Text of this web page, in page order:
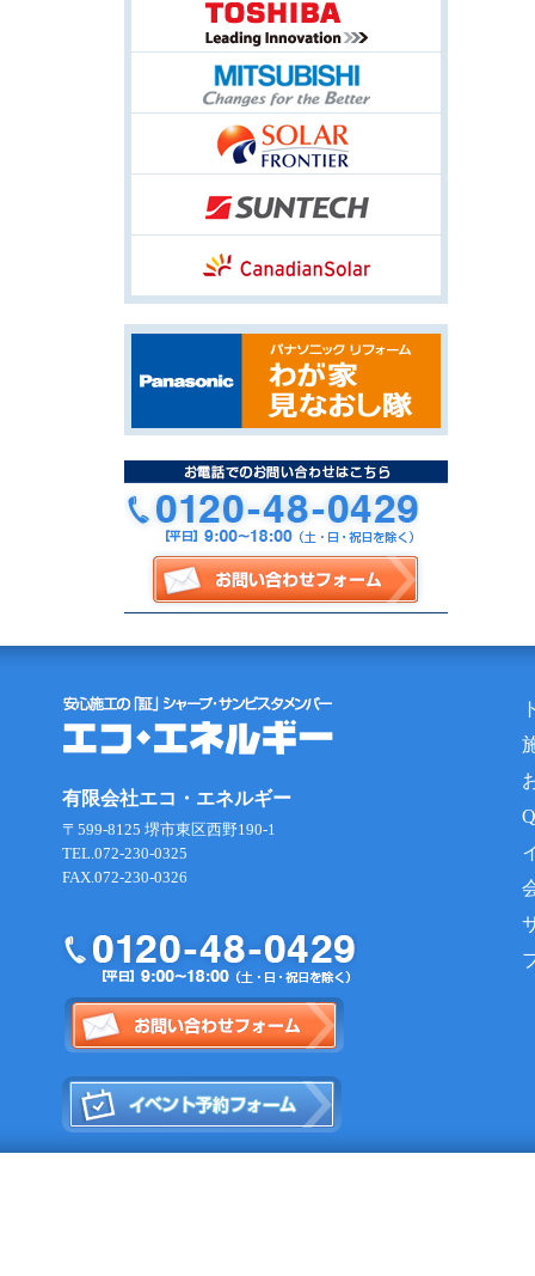
有限会社エコ・エネルギー
〒599-8125 堺市東区西野190-1
TEL.072-230-0325
FAX.072-230-0326